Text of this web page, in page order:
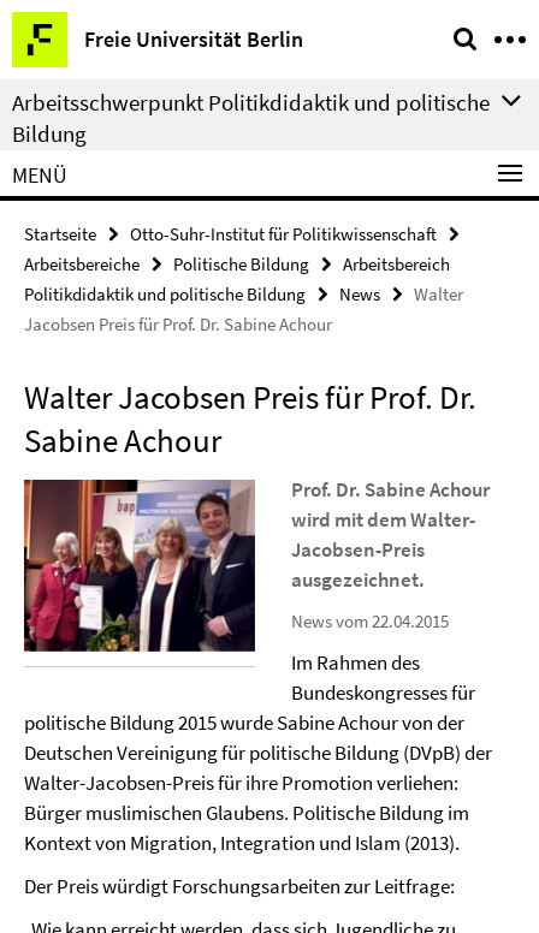
Springe
direkt
zu
Inhalt
Freie Universität Berlin
Service-
Navigation
Arbeitsschwerpunkt Politikdidaktik und politische
Bildung
MENÜ
Startseite
Otto-Suhr-Institut für Politikwissenschaft
Arbeitsbereiche
Politische Bildung
Arbeitsbereich
Politikdidaktik und politische Bildung
News
Walter
Jacobsen Preis für Prof. Dr. Sabine Achour
Walter Jacobsen Preis für Prof. Dr.
Sabine Achour
Prof. Dr. Sabine Achour
wird mit dem Walter-
Jacobsen-Preis
ausgezeichnet.
News vom 22.04.2015
Im Rahmen des
Bundeskongresses für
politische Bildung 2015 wurde Sabine Achour von der
Deutschen Vereinigung für politische Bildung (DVpB) der
Walter-Jacobsen-Preis für ihre Promotion verliehen:
Bürger muslimischen Glaubens. Politische Bildung im
Kontext von Migration, Integration und Islam (2013).
Der Preis würdigt Forschungsarbeiten zur Leitfrage: